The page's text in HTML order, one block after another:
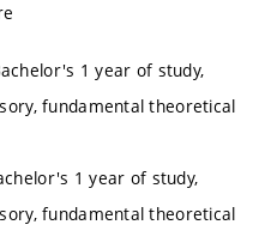
1 year of study,
fundamental theoretical
1 year of study,
fundamental theoretical